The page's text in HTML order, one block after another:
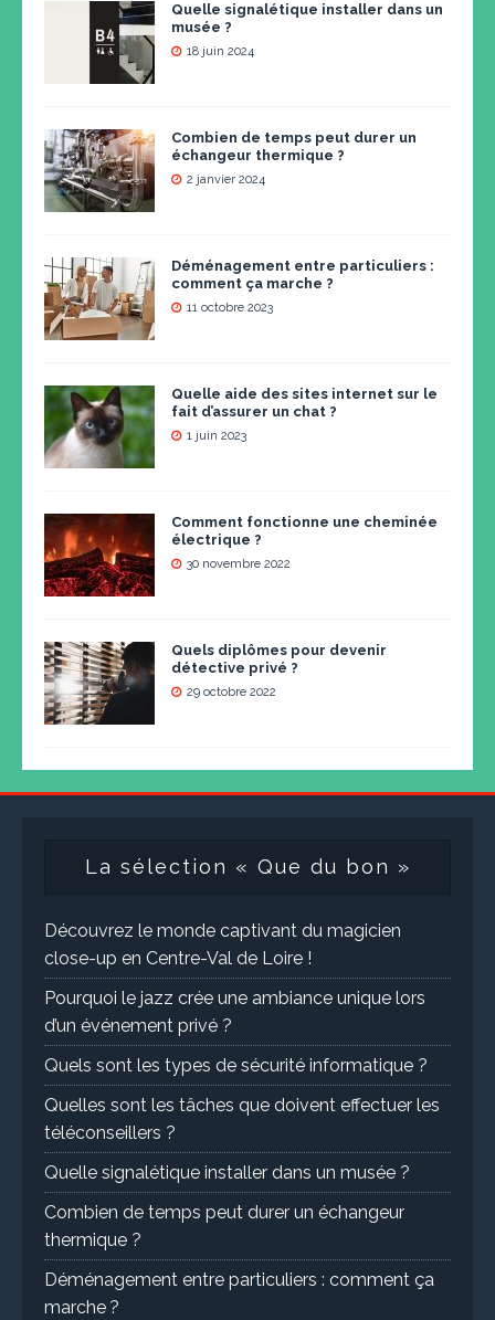
Quelle signalétique installer dans un
musée ?
18 juin 2024
Combien de temps peut durer un
échangeur thermique ?
2 janvier 2024
Déménagement entre particuliers :
comment ça marche ?
11 octobre 2023
Quelle aide des sites internet sur le
fait d’assurer un chat ?
1 juin 2023
Comment fonctionne une cheminée
électrique ?
30 novembre 2022
Quels diplômes pour devenir
détective privé ?
29 octobre 2022
La sélection « Que du bon »
Découvrez le monde captivant du magicien
close-up en Centre-Val de Loire !
Pourquoi le jazz crée une ambiance unique lors
d’un événement privé ?
Quels sont les types de sécurité informatique ?
Quelles sont les tâches que doivent effectuer les
téléconseillers ?
Quelle signalétique installer dans un musée ?
Combien de temps peut durer un échangeur
thermique ?
Déménagement entre particuliers : comment ça
marche ?